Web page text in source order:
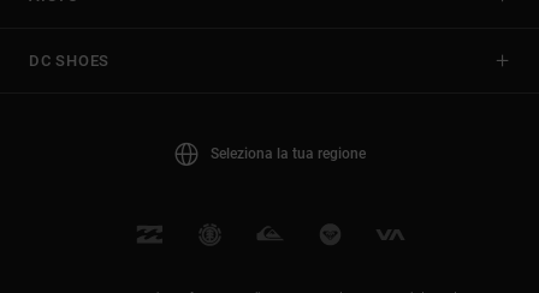
DC SHOES
Seleziona la tua regione